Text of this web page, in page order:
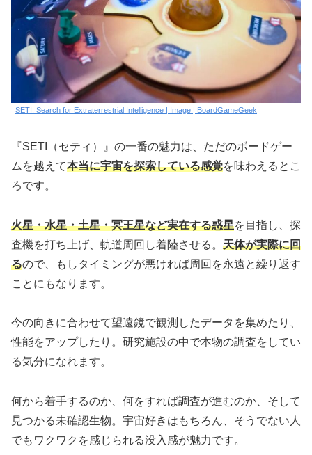
SETI: Search for Extraterrestrial Intelligence | Image | BoardGameGeek
『SETI（セティ）』の一番の魅力は、ただのボードゲー
ムを越えて本当に宇宙を探索している感覚を味わえるとこ
ろです。
火星・水星・土星・冥王星など実在する惑星を目指し、探
査機を打ち上げ、軌道周回し着陸させる。 天体が実際に回
るので、もしタイミングが悪ければ周回を永遠と繰り返す
ことにもなります。
今の向きに合わせて望遠鏡で観測したデータを集めたり、
性能をアップしたり。研究施設の中で本物の調査をしてい
る気分になれます。
何から着手するのか、何をすれば調査が進むのか、そして
見つかる未確認生物。宇宙好きはもちろん、そうでない人
でもワクワクを感じられる没入感が魅力です。